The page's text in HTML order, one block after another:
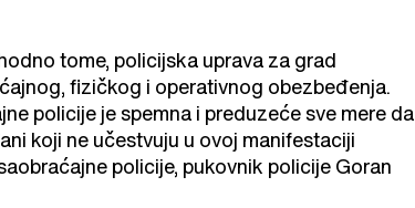
tome, policijska uprava za grad
fizičkog i operativnog obezbeđenja.
policije je spemna i preduzeće sve mere da
koji ne učestvuju u ovoj manifestaciji
policije, pukovnik policije Goran